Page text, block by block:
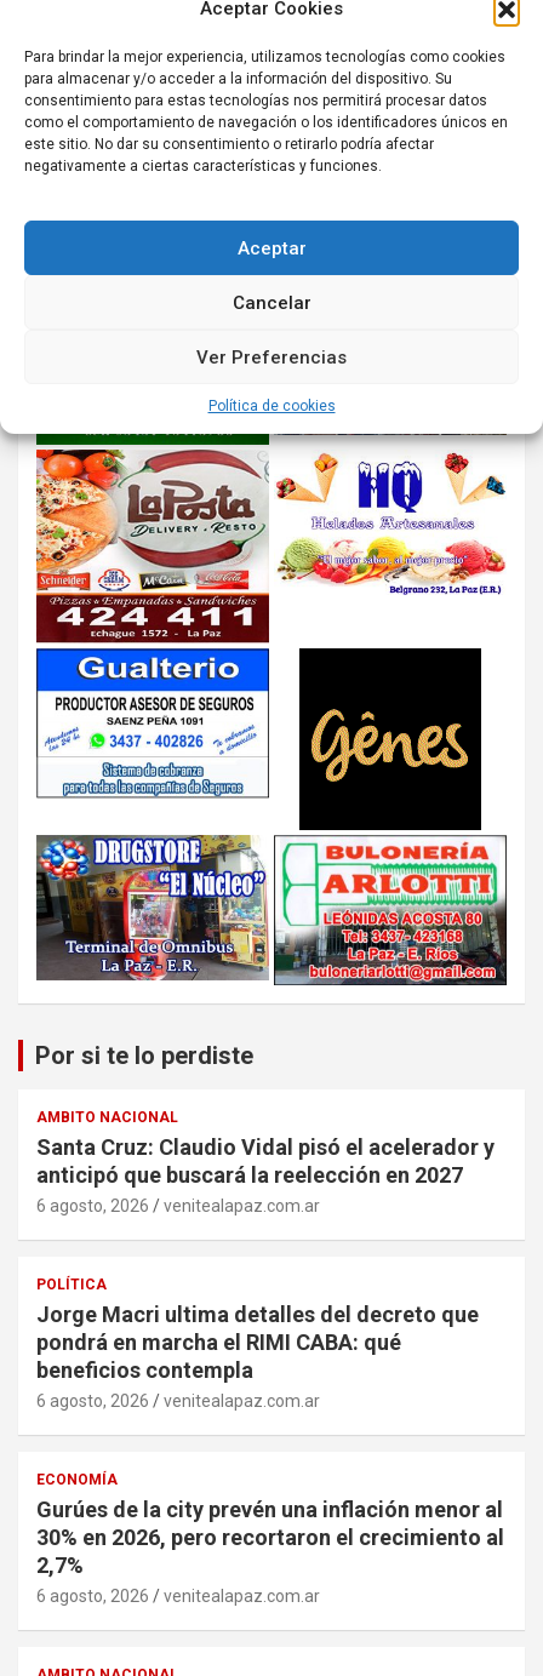
Aceptar Cookies
Para brindar la mejor experiencia, utilizamos tecnologías como cookies
para almacenar y/o acceder a la información del dispositivo. Su
consentimiento para estas tecnologías nos permitirá procesar datos
como el comportamiento de navegación o los identificadores únicos en
este sitio. No dar su consentimiento o retirarlo podría afectar
negativamente a ciertas características y funciones.
Aceptar
Cancelar
Ver Preferencias
Política de cookies
Por si te lo perdiste
AMBITO NACIONAL
Santa Cruz: Claudio Vidal pisó el acelerador y
anticipó que buscará la reelección en 2027
6 agosto, 2026 venitealapaz.com.ar
POLÍTICA
Jorge Macri ultima detalles del decreto que
pondrá en marcha el RIMI CABA: qué
beneficios contempla
6 agosto, 2026 venitealapaz.com.ar
ECONOMÍA
Gurúes de la city prevén una inflación menor al
30% en 2026, pero recortaron el crecimiento al
2,7%
6 agosto, 2026 venitealapaz.com.ar